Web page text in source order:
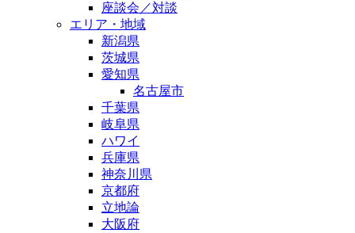
座談会／対談
エリア・地域
新潟県
茨城県
愛知県
名古屋市
千葉県
岐阜県
ハワイ
兵庫県
神奈川県
京都府
立地論
大阪府